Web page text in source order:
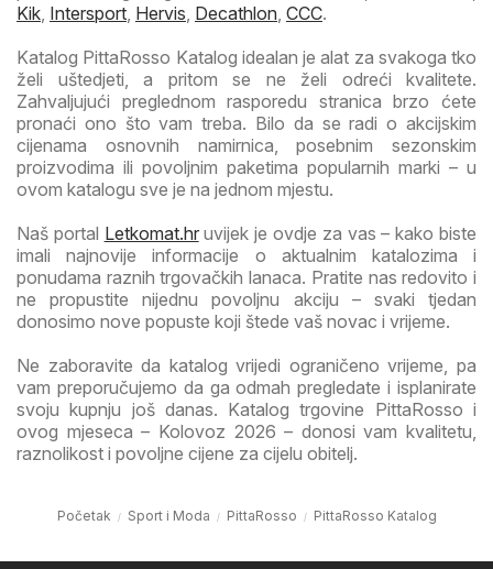
Kik, Intersport, Hervis, Decathlon, CCC.
Katalog PittaRosso Katalog idealan je alat za svakoga tko
želi uštedjeti, a pritom se ne želi odreći kvalitete.
Zahvaljujući preglednom rasporedu stranica brzo ćete
pronaći ono što vam treba. Bilo da se radi o akcijskim
cijenama osnovnih namirnica, posebnim sezonskim
proizvodima ili povoljnim paketima popularnih marki – u
ovom katalogu sve je na jednom mjestu.
Naš portal Letkomat.hruvijek je ovdje za vas – kako biste
imali najnovije informacije o aktualnim katalozima i
ponudama raznih trgovačkih lanaca. Pratite nas redovito i
ne propustite nijednu povoljnu akciju – svaki tjedan
donosimo nove popuste koji štede vaš novac i vrijeme.
Ne zaboravite da katalog vrijedi ograničeno vrijeme, pa
vam preporučujemo da ga odmah pregledate i isplanirate
svoju kupnju još danas. Katalog trgovine PittaRosso i
ovog mjeseca – Kolovoz 2026 – donosi vam kvalitetu,
raznolikost i povoljne cijene za cijelu obitelj.
Početak Sport i Moda PittaRosso PittaRosso Katalog